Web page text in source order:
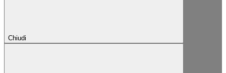
Chiudi